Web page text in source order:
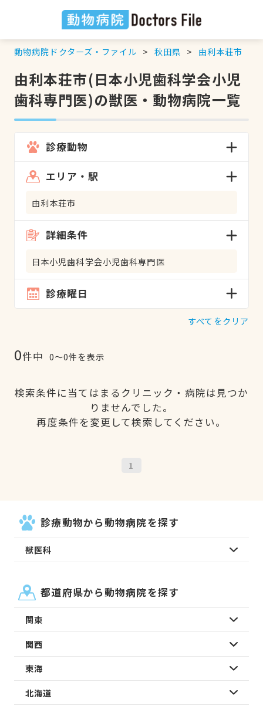
動物病院ドクターズ・ファイル 秋田県 由利本荘市
由利本荘市(日本小児歯科学会小児
歯科専門医)の獣医・動物病院一覧
診療動物
エリア・駅
由利本荘市
詳細条件
日本小児歯科学会小児歯科専門医
診療曜日
すべてをクリア
0件中 0〜0件を表示
検索条件に当てはまるクリニック・病院は見つか
りませんでした。
再度条件を変更して検索してください。
1
診療動物から動物病院を探す
獣医科
都道府県から動物病院を探す
関東
関西
東海
北海道